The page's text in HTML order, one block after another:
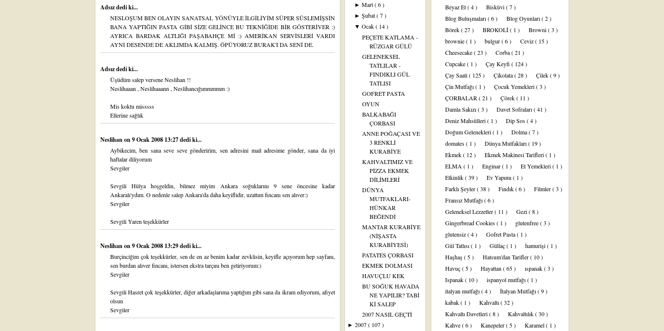
Adsız dedi ki...
NESLOŞUM BEN OLAYIN SANATSAL YÖNÜYLE İLGİLİYİM SÜPER SÜSLEMİŞSİN
BANA YAPTIĞIN PASTA GİBİ SİZE GELİNCE BU TEKNİĞİDE BİR GÖSTERİVER :)
AYRICA BARDAK ALTLIĞI PAŞABAHÇE Mİ :) AMERİKAN SERVİSLERİ VARDI
AYNI DESENDE DE AKLIMDA KALMIŞ. ÖPÜYORUZ BURAK'I DA SENİ DE.
Adsız dedi ki...
Üşüdüm salep versene Neslihan !!
Neslihaaan , Neslihaaann , Neslihancığımmmmm :)
Mis koktu misssss
Ellerine sağlık
Neslihanon 9 Ocak 2008 13:27 dedi ki...
Aybikecim, ben sana seve seve gönderirim, sen adresini mail adresime gönder, sana da iyi
haftalar diliyorum
Sevgiler
Sevgili Hülya hoşgeldin, bilmez miyim Ankara soğuklarını 9 sene öncesine kadar
Ankaralı'ydım. O nedenle salep Ankara'da daha keyiflidir, uzattım fincanı sen alıver:)
Sevgiler
Sevgili Yaren teşekkürler
Neslihanon 9 Ocak 2008 13:29 dedi ki...
Burçinciğim çok teşekkürler, sen de en az benim kadar zevklisin, keyifle açıyorum hep sayfanı,
sen burdan alıver fincanı, istersen ekstra tarçını ben getiriyorum:)
Sevgiler
Sevgili Hasret çok teşekkürler, diğer arkadaşlarıma yaptığım gibi sana da ikram ediyorum, afiyet
olsun
Sevgiler
►Mart( 6 )
►Şubat( 7 )
▼Ocak( 14 )
PEÇETE KATLAMA -
RÜZGAR GÜLÜ
GELENEKSEL
TATLILAR -
FINDIKLI GÜL
TATLISI
GOFRET PASTA
OYUN
BALKABAĞI
ÇORBASI
ANNE POĞAÇASI VE
3 RENKLİ
KURABİYE
KAHVALTIMIZ VE
PİZZA EKMEK
DİLİMLERİ
DÜNYA
MUTFAKLARI-
HÜNKAR
BEĞENDİ
MANTAR KURABİYE
(NİŞASTA
KURABİYESİ)
PATATES ÇORBASI
EKMEK DOLMASI
HAVUÇLU KEK
BU SOĞUK HAVADA
NE YAPILIR? TABİ
Kİ SALEP
2007 NASIL GEÇTİ
► 2007( 107 )
Beyaz Et( 4 ) Bisküvi( 7 )
Blog Buluşmaları( 6 ) Blog Oyunları( 2 )
Börek( 27 ) BROKOLİ( 1 ) Browni( 3 )
brownie( 1 ) bulgur( 6 ) Ceviz( 15 )
Cheesecake( 23 ) Corba( 21 )
Cupcake( 1 ) Çay Keyfi ( 124 )
Çay Saati( 125 ) Çikolata( 28 ) Çilek( 9 )
Çin Mutfağı( 1 ) Çocuk Yemekleri( 3 )
ÇORBALAR ( 21 ) Çörek( 11 )
Damla Sakızı( 3 ) Davet Sofraları( 41 )
Deniz Mahsülleri( 1 ) Dip Sos( 4 )
Doğum Gelenekleri( 1 ) Dolma( 7 )
domates( 1 ) Dünya Mutfakları( 19 )
Ekmek( 12 ) Ekmek Makinesi Tarifleri( 1 )
ELMA ( 1 ) Enginar( 1 ) Et Yemekleri( 1 )
Etkinlik( 39 ) Ev Yapımı( 1 )
Farklı Şeyler( 38 ) Fındık( 6 ) Filmler( 3 )
Fransız Mutfağı( 6 )
Geleneksel Lezzetler( 11 ) Gezi( 8 )
Gingerbread Cookies( 1 ) glutenfree( 3 )
glutensiz( 4 ) Gofret Pasta( 1 )
Gül Tatlısı( 1 ) Güllaç( 1 ) hamurişi( 1 )
Haşhaş( 5 ) Hatsum'dan Tarifler( 10 )
Havuç( 5 ) Hayattan ( 65 ) ıspanak( 3 )
Ispanak( 10 ) ispanyol mutfağı( 1 )
italyan mutfağı( 4 ) İtalyan Mutfağı( 9 )
kabak( 1 ) Kahvaltı( 32 )
Kahvaltı Davetleri( 8 ) Kahvaltılık( 30 )
Kahve( 6 ) Kanepeler( 5 ) Karamel( 1 )